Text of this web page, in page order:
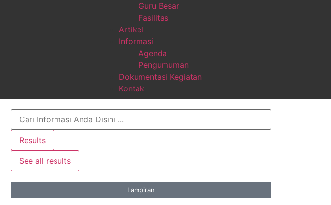
Guru Besar
Fasilitas
Artikel
Informasi
Agenda
Pengumuman
Dokumentasi Kegiatan
Kontak
Results
See all results
Lampiran